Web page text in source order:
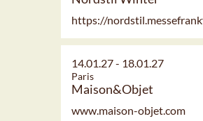
https://
14.01.27- 18.01.27
Paris
Maison&Objet
www.maison-objet.com